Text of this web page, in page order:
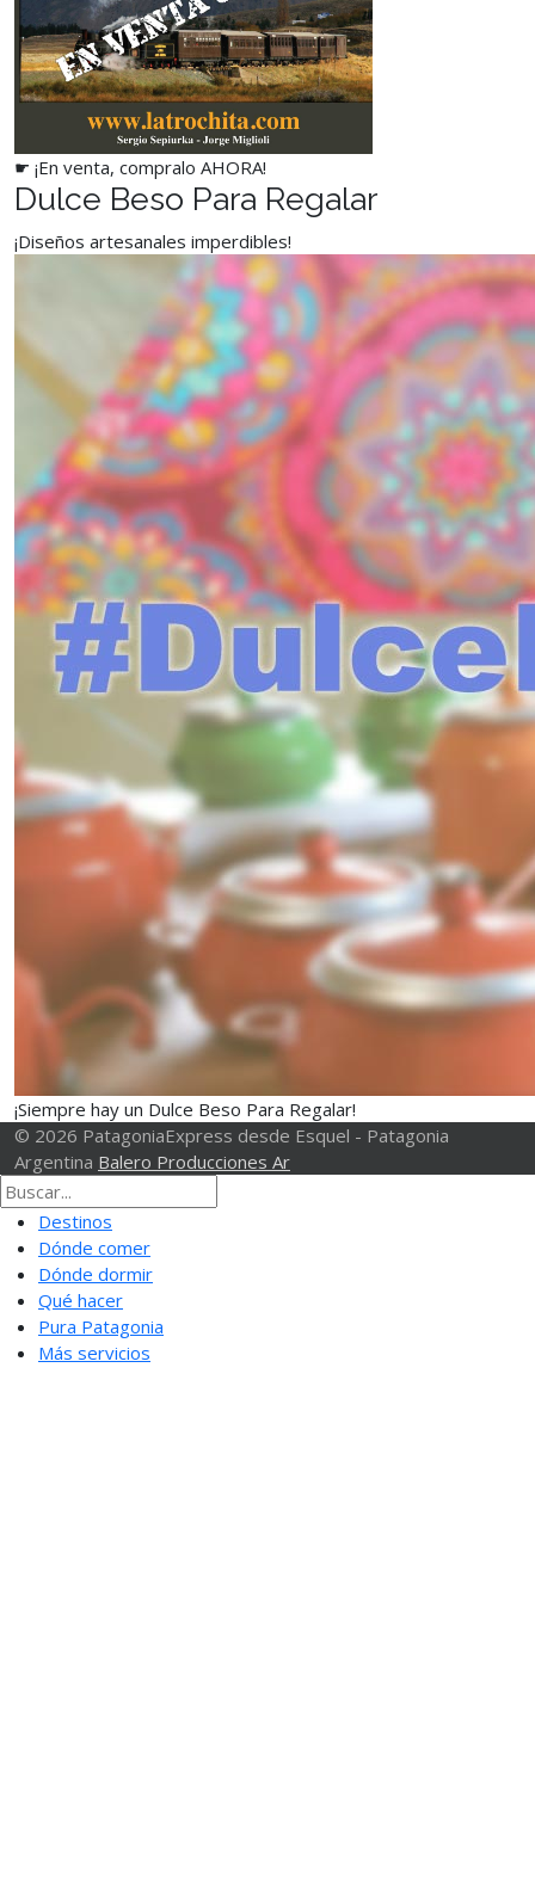
☛ ¡En venta, compralo AHORA!
Dulce Beso Para Regalar
¡Diseños artesanales imperdibles!
¡Siempre hay un Dulce Beso Para Regalar!
© 2026 PatagoniaExpress desde Esquel - Patagonia
Argentina Balero Producciones Ar
Destinos
Dónde comer
Dónde dormir
Qué hacer
Pura Patagonia
Más servicios